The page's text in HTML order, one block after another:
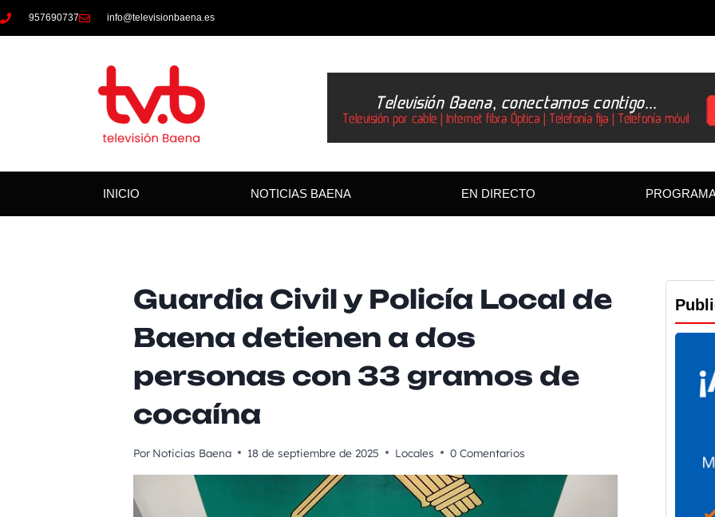
957690737 info@televisionbaena.es
INICIO NOTICIAS BAENA EN DIRECTO
Guardia Civil y Policía Local de
Baena detienen a dos
personas con 33 gramos de
cocaína
Por Noticias Baena 18 de septiembre de 2025 Locales 0 Comentarios